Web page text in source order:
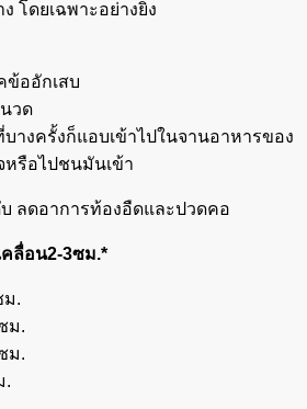
โดยเฉพาะอย่างยิ่ง
ข้ออักเสบ
วด
างครั้งก็แอบเข้าไปในจานอาหารของ
หรือไปชนมันเข้า
ลดอาการท้องอืดและปวดคอ
ลื่อน2-3ซม.*
ม.
ม.
ม.
.